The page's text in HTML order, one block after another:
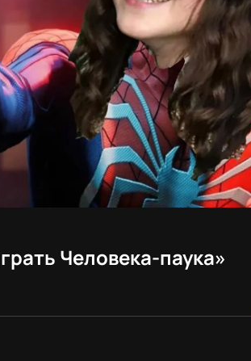
Человека-паука»